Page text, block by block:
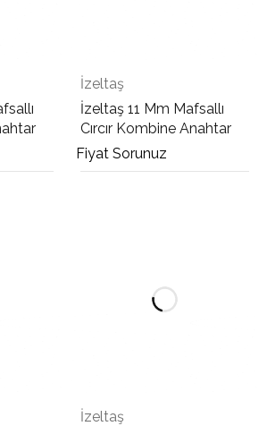
İzeltaş
İzeltaş 11 Mm Mafsallı
Cırcır Kombine Anahtar
Fiyat Sorunuz
İzeltaş